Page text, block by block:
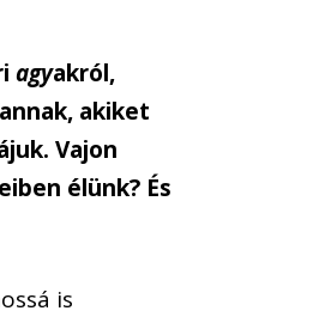
agyakról,
akiket
Vajon
élünk? És
is